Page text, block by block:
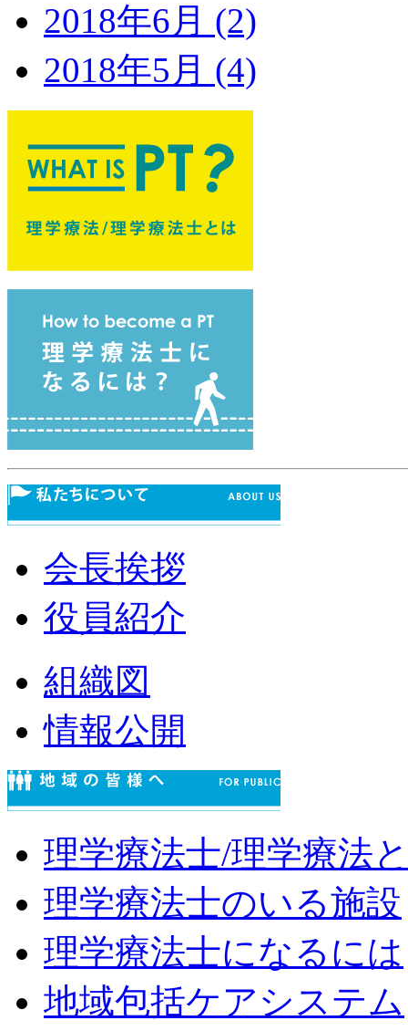
2018年6月 (2)
2018年5月 (4)
会長挨拶
役員紹介
組織図
情報公開
理学療法士/理学療法
理学療法士のいる施設
理学療法士になるには
地域包括ケアシステム